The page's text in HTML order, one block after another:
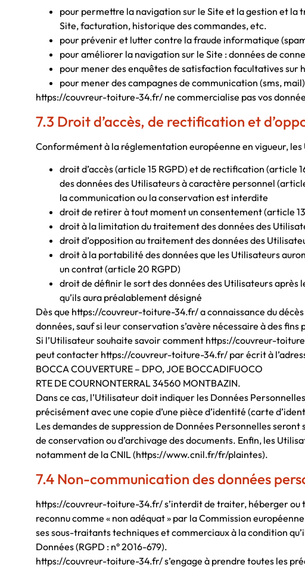
pour permettre la navigation sur le Site et la gestion et la
Site, facturation, historique des commandes, etc.
pour prévenir et lutter contre la fraude informatique
pour améliorer la navigation sur le Site : données de
pour mener des enquêtes de satisfaction facultatives
pour mener des campagnes de communication (sms,
https://couvreur-toiture-34.fr/ ne commercialise pas vos
7.3 Droit d’accès, de rectification et
Conformément à la réglementation européenne en vigueur,
droit d’accès (article 15 RGPD) et de rectification (article
des données des Utilisateurs à caractère personnel
la communication ou la conservation est interdite
droit de retirer à tout moment un consentement (article
droit à la limitation du traitement des données des
droit d’opposition au traitement des données des
droit à la portabilité des données que les Utilisateurs
un contrat (article 20 RGPD)
droit de définir le sort des données des Utilisateurs
qu’ils aura préalablement désigné
Dès que https://couvreur-toiture-34.fr/ a connaissance du
données, sauf si leur conservation s’avère nécessaire à des
Si l’Utilisateur souhaite savoir comment https://couvreur-
peut contacter https://couvreur-toiture-34.fr/ par écrit à
BOCCA COUVERTURE – DPO, JOE BOCCADIFUOCO
RTE DE COURNONTERRAL 34560 MONTBAZIN.
Dans ce cas, l’Utilisateur doit indiquer les Données
précisément avec une copie d’une pièce d’identité (carte
Les demandes de suppression de Données Personnelles
de conservation ou d’archivage des documents. Enfin, les
notamment de la CNIL (https://www.cnil.fr/fr/plaintes).
7.4 Non-communication des données
https://couvreur-toiture-34.fr/ s’interdit de traiter, héberger ou
reconnu comme « non adéquat » par la Commission
ses sous-traitants techniques et commerciaux à la condition
Données (RGPD : n° 2016-679).
https://couvreur-toiture-34.fr/ s’engage à prendre toutes les